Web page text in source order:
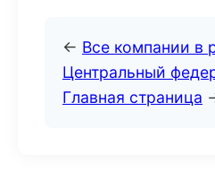
← Все компании в
Центральный
Главная страница